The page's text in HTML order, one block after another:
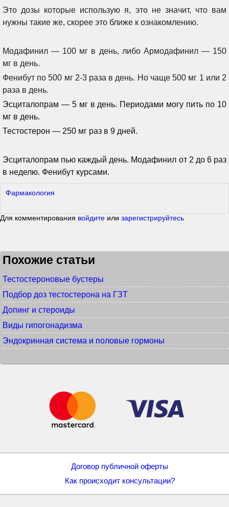
Это дозы которые использую я, это не значит, что вам
нужны такие же, скорее это ближе к ознакомлению.
Модафинил — 100 мг в день, либо Армодафинил — 150
мг в день.
Фенибут по 500 мг 2-3 раза в день. Но чаще 500 мг 1 или 2
раза в день.
Эсциталопрам — 5 мг в день. Периодами могу пить по 10
мг в день.
Тестостерон — 250 мг раз в 9 дней.
Эсциталопрам пью каждый день. Модафинил от 2 до 6 раз
в неделю. Фенибут курсами.
Фармакология
Для комментирования войдите или зарегистрируйтесь
Похожие статьи
Тестостероновые бустеры
Подбор доз тестостерона на ГЗТ
Допинг и стероиды
Виды гипогонадизма
Эндокринная система и половые гормоны
Договор публичной оферты
Как происходит консультации?